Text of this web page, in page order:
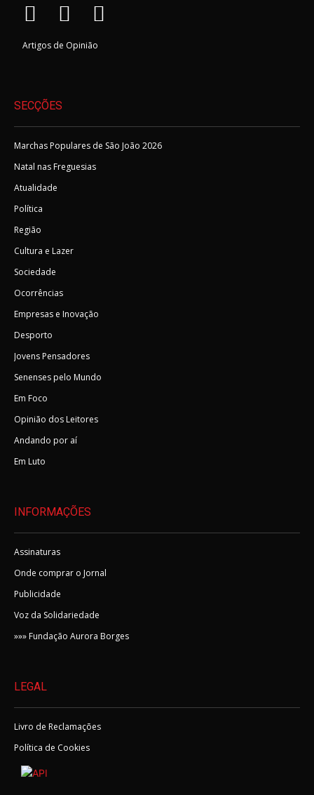
Artigos de Opinião
SECÇÕES
Marchas Populares de São João 2026
Natal nas Freguesias
Atualidade
Política
Região
Cultura e Lazer
Sociedade
Ocorrências
Empresas e Inovação
Desporto
Jovens Pensadores
Senenses pelo Mundo
Em Foco
Opinião dos Leitores
Andando por aí
Em Luto
INFORMAÇÕES
Assinaturas
Onde comprar o Jornal
Publicidade
Voz da Solidariedade
»»» Fundação Aurora Borges
LEGAL
Livro de Reclamações
Política de Cookies